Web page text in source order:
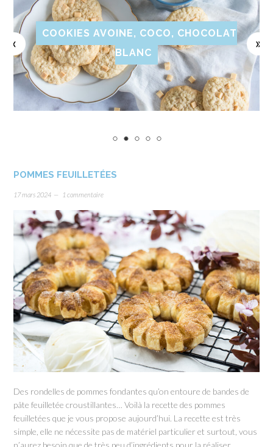
COOKIES AVOINE, COCO, CHOCOLAT
BLANC
POMMES FEUILLETÉES
17 mars 2024 1 commentaire
Des rondelles de pommes fondantes qu’on entoure de bandes de
pâte feuilletée croustillantes… Voilà la recette des pommes
feuilletées que je vous propose aujourd’hui. La recette est très
simple, elle ne nécessite pas de matériel particulier et surtout, vous